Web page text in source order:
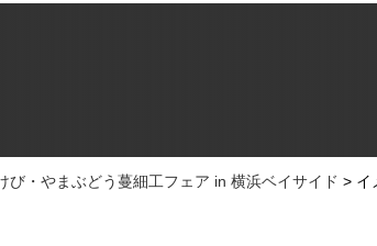
び・やまぶどう蔓細工フェア in 横浜ベイサイド > イ